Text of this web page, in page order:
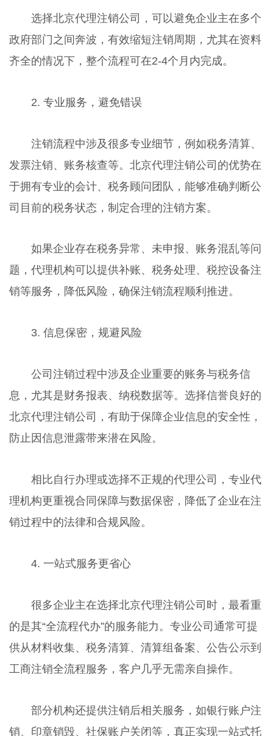
选择北京代理注销公司，可以避免企业主在多个
政府部门之间奔波，有效缩短注销周期，尤其在资料
齐全的情况下，整个流程可在2-4个月内完成。
2. 专业服务，避免错误
注销流程中涉及很多专业细节，例如税务清算、
发票注销、账务核查等。北京代理注销公司的优势在
于拥有专业的会计、税务顾问团队，能够准确判断公
司目前的税务状态，制定合理的注销方案。
如果企业存在税务异常、未申报、账务混乱等问
题，代理机构可以提供补账、税务处理、税控设备注
销等服务，降低风险，确保注销流程顺利推进。
3. 信息保密，规避风险
公司注销过程中涉及企业重要的账务与税务信
息，尤其是财务报表、纳税数据等。选择信誉良好的
北京代理注销公司，有助于保障企业信息的安全性，
防止因信息泄露带来潜在风险。
相比自行办理或选择不正规的代理公司，专业代
理机构更重视合同保障与数据保密，降低了企业在注
销过程中的法律和合规风险。
4. 一站式服务更省心
很多企业主在选择北京代理注销公司时，最看重
的是其“全流程代办”的服务能力。专业公司通常可提
供从材料收集、税务清算、清算组备案、公告公示到
工商注销全流程服务，客户几乎无需亲自操作。
部分机构还提供注销后相关服务，如银行账户注
销、印章销毁、社保账户关闭等，真正实现一站式托